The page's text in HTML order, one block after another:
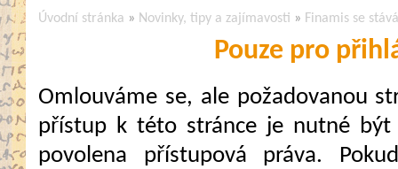
Úvodní stránka » Novinky, tipy a zajímavosti » Finamis se
Pouze pro
Omlouváme se, ale požadovanou
přístup k této stránce je nutné
povolena přístupová práva.